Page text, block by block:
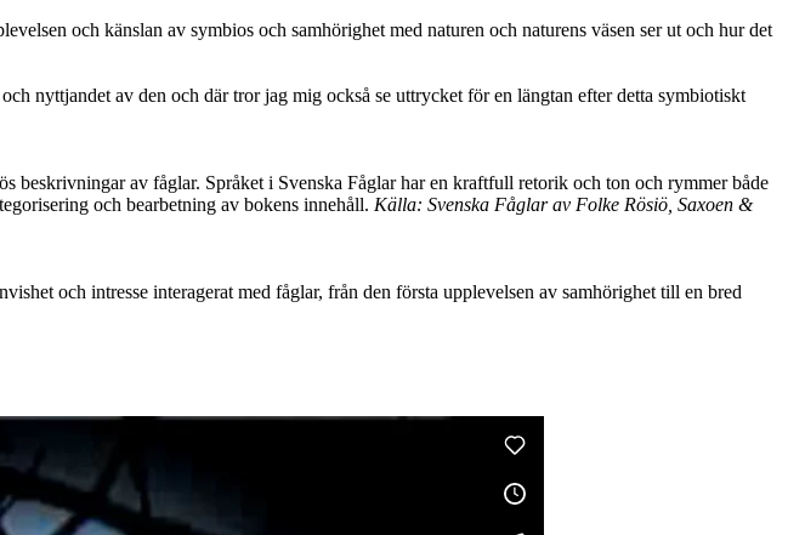
och känslan av symbios och samhörighet med naturen och naturens väsen ser ut och hur det
nyttjandet av den och där tror jag mig också se uttrycket för en längtan efter detta symbiotiskt
av fåglar. Språket i Svenska Fåglar har en kraftfull retorik och ton och rymmer både
och bearbetning av bokens innehåll. Källa: Svenska Fåglar av Folke Rösiö, Saxoen &
och intresse interagerat med fåglar, från den första upplevelsen av samhörighet till en bred